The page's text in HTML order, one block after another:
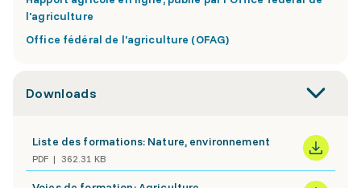
l'agriculture
Office fédéral de l'agriculture (OFAG)
Downloads
Liste des formations: Nature, environnement
PDF 362.31 KB